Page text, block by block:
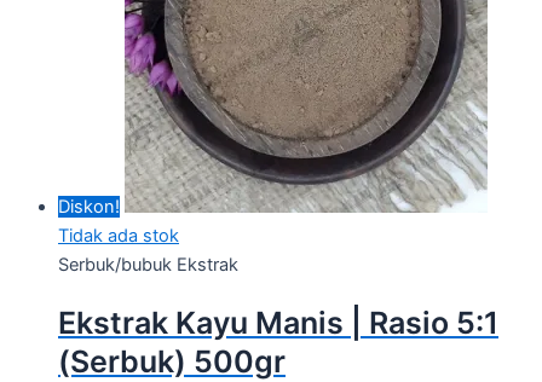
Diskon!
Tidak ada stok
Serbuk/bubuk Ekstrak
Ekstrak Kayu Manis | Rasio 5:1
(Serbuk) 500gr